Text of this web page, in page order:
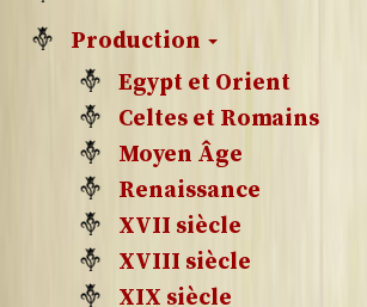
Production
Egypt et Orient
Celtes et Romains
Moyen Âge
Renaissance
XVII siècle
XVIII siècle
XIX siècle